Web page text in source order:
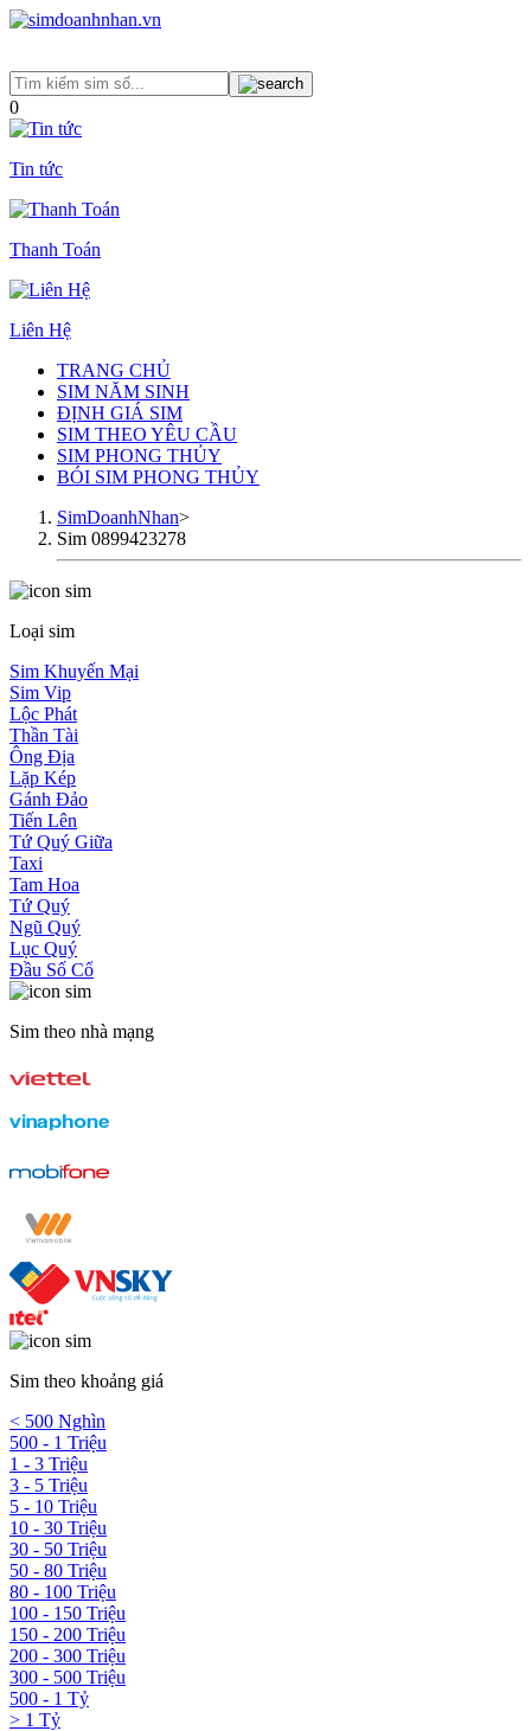
0
Tin tức
Thanh Toán
Liên Hệ
TRANG CHỦ
SIM NĂM SINH
ĐỊNH GIÁ SIM
SIM THEO YÊU CẦU
SIM PHONG THỦY
BÓI SIM PHONG THỦY
SimDoanhNhan>
Sim 0899423278
Loại sim
Sim Khuyến Mại
Sim Vip
Lộc Phát
Thần Tài
Ông Địa
Lặp Kép
Gánh Đảo
Tiến Lên
Tứ Quý Giữa
Taxi
Tam Hoa
Tứ Quý
Ngũ Quý
Lục Quý
Đầu Số Cổ
Sim theo nhà mạng
Sim theo khoảng giá
< 500 Nghìn
500 - 1 Triệu
1 - 3 Triệu
3 - 5 Triệu
5 - 10 Triệu
10 - 30 Triệu
30 - 50 Triệu
50 - 80 Triệu
80 - 100 Triệu
100 - 150 Triệu
150 - 200 Triệu
200 - 300 Triệu
300 - 500 Triệu
500 - 1 Tỷ
> 1 Tỷ